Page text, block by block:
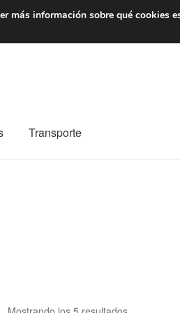
De lunes a viernes
Transporte
Ordenado
más información sobre qué cookies